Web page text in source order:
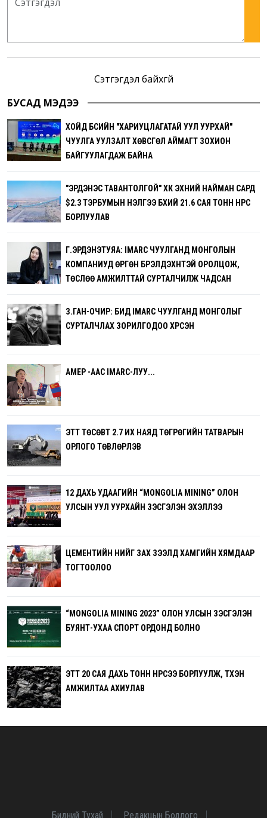
Сэтгэгдэл байхгүй
БУСАД МЭДЭЭ
ХОЙД БҮСИЙН "ХАРИУЦЛАГАТАЙ УУЛ УУРХАЙ"
ЧУУЛГА УУЛЗАЛТ ХӨВСГӨЛ АЙМАГТ ЗОХИОН
БАЙГУУЛАГДАЖ БАЙНА
"ЭРДЭНЭС ТАВАНТОЛГОЙ" ХК ЭХНИЙ НАЙМАН САРД
$2.3 ТЭРБУМЫН ҮНЭЛГЭЭ БҮХИЙ 21.6 САЯ ТОНН НҮҮРС
БОРЛУУЛАВ
Г.ЭРДЭНЭТУЯА: IMARC ЧУУЛГАНД МОНГОЛЫН
КОМПАНИУД ӨРГӨН БҮРЭЛДЭХҮҮНТЭЙ ОРОЛЦОЖ,
ТӨСЛӨӨ АМЖИЛТТАЙ СУРТАЛЧИЛЖ ЧАДСАН
З.ГАН-ОЧИР: БИД IMARC ЧУУЛГАНД МОНГОЛЫГ
СУРТАЛЧЛАХ ЗОРИЛГОДОО ХҮРСЭН
AMEP -ААС IMARC-ЛУУ...
ЭТТ ТӨСӨВТ 2.7 ИХ НАЯД ТӨГРӨГИЙН ТАТВАРЫН
ОРЛОГО ТӨВЛӨРҮҮЛЭВ
12 ДАХЬ УДААГИЙН “MONGOLIA MINING” ОЛОН
УЛСЫН УУЛ УУРХАЙН ҮЗЭСГЭЛЭН ЭХЭЛЛЭЭ
ЦЕМЕНТИЙН ҮНИЙГ ЗАХ ЗЭЭЛД ХАМГИЙН ХЯМДААР
ТОГТООЛОО
“MONGOLIA MINING 2023” ОЛОН УЛСЫН ҮЗЭСГЭЛЭН
БУЯНТ-УХАА СПОРТ ОРДОНД БОЛНО
ЭТТ 20 САЯ ДАХЬ ТОНН НҮҮРСЭЭ БОРЛУУЛЖ, ТҮҮХЭН
АМЖИЛТАА АХИУЛАВ
Бидний Тухай Редакцын Бодлого